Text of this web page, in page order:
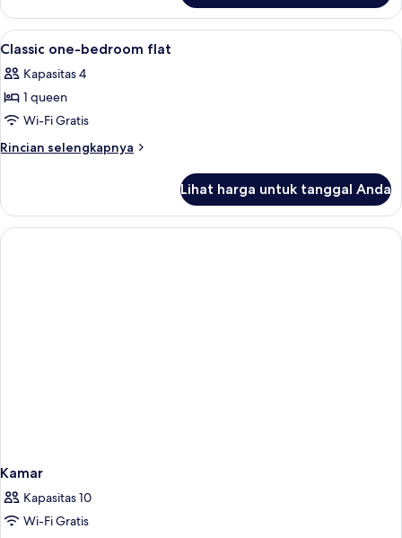
Kondo
Deluks
Lihat
semua
foto
untuk
Classic
one-
Ruang kerja ramah laptop, Wi-Fi
16
Classic one-bedroom flat
Kapasitas 4
1 queen
Wi-Fi Gratis
Rincian selengkapnya
Rincian
Classic
one-
bedroom
Lihat harga untuk tanggal Anda
Kamar
Kapasitas 10
Wi-Fi Gratis